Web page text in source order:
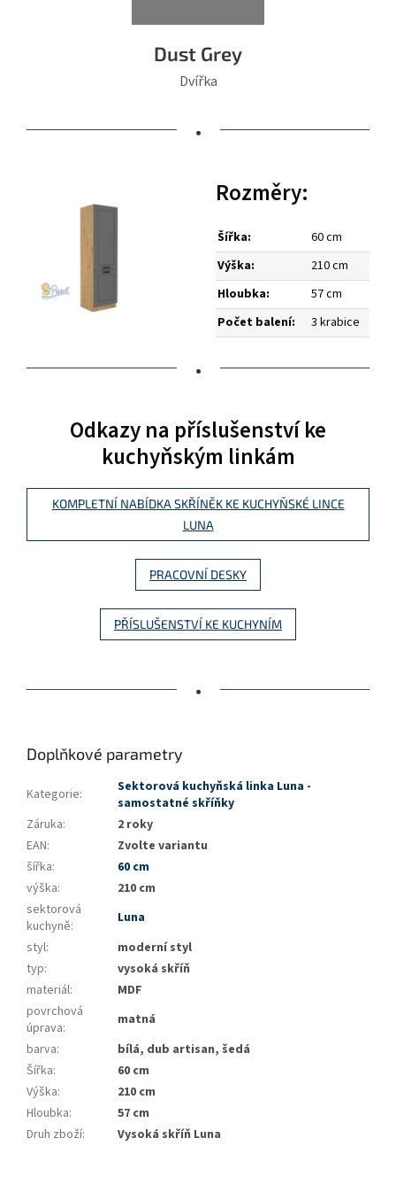
Dust Grey
Dvířka
•
Rozměry:
Šířka:
60 cm
Výška:
210 cm
Hloubka:
57 cm
Počet balení:
3 krabice
•
Odkazy na příslušenství ke
kuchyňským linkám
KOMPLETNÍ NABÍDKA SKŘÍNĚK KE KUCHYŇSKÉ LINCE
LUNA
PRACOVNÍ DESKY
PŘÍSLUŠENSTVÍ KE KUCHYNÍM
•
Doplňkové parametry
Kategorie:
Sektorová kuchyňská linka Luna -
samostatné skříňky
Záruka:
2 roky
EAN:
Zvolte variantu
šířka:
60 cm
výška:
210 cm
sektorová
kuchyně:
Luna
styl:
moderní styl
typ:
vysoká skříň
materiál:
MDF
povrchová
úprava:
matná
barva:
bílá, dub artisan, šedá
Šířka:
60 cm
Výška:
210 cm
Hloubka:
57 cm
Druh zboží: Vysoká skříň Luna